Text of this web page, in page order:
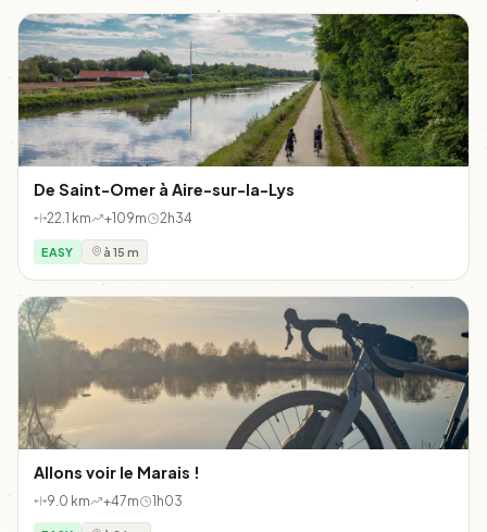
De Saint-Omer à Aire-sur-la-Lys
22.1 km +109m 2h34
EASY à 15 m
Allons voir le Marais !
9.0 km +47m 1h03